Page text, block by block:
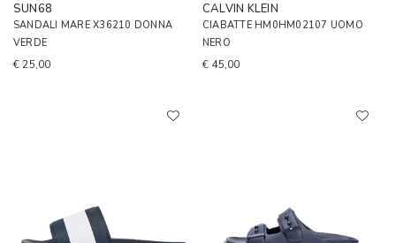
SUN68
SANDALI MARE X36210 DONNA
VERDE
€ 25,00
CALVIN KLEIN
CIABATTE HM0HM02107 UOMO
NERO
€ 45,00